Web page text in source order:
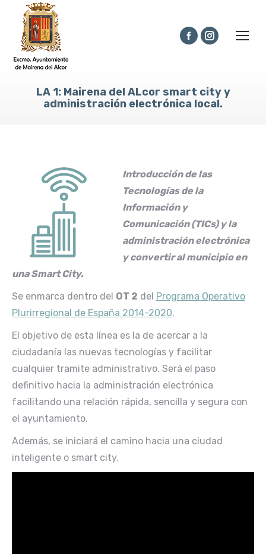
Facebook
in
Instagram
in
LA 1: Mairena del ALcor smart city y
administración electrónica local.
Introducción de las
Tecnologías de la
Información y
Comunicación (TICs) y la
administración electrónica
y convertir al municipio en
una Smart City.
Se enmarca dentro del OT 2 del Programa Operativo
Plurirregional de España 2014-2020.
El objetivo de esta línea es la de acercar a la
ciudadanía las nuevas tecnologías y facilitar
cualquier tramite administrativo. Será el paso
definitivo hacia la administración electrónica
facilitando una relación rápida, sencilla y segura con
el ayuntamiento.
Además, se iniciará el camino hacia una ciudad
inteligente o smart city.